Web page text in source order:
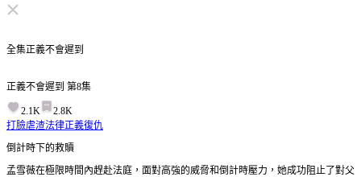
全集正義不會遲到
正義不會遲到 第8集
2.1K
2.8K
打臉虐渣法律正義復仇
倒計時下的救贖
孟雪薇在極限時間內趕赴法庭，面對高強的威脅和倒計時壓力，她成功阻止了對父